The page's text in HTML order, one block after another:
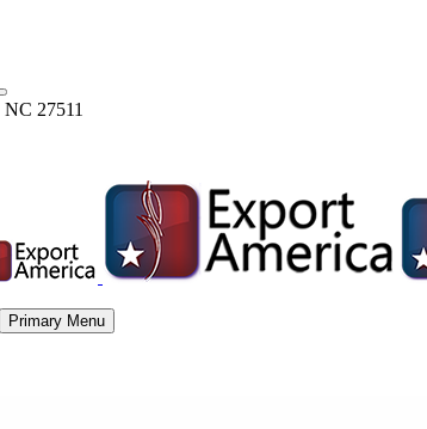
27511
Primary Menu